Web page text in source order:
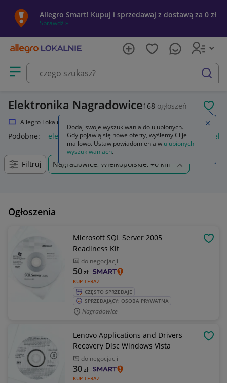
Allegro Smart! Kupuj i sprzedawaj z dostawą za 0 zł
Sprawdź »
Otwórz menu z kategoriami
szukaj
Elektronika Nagradowice168 ogłoszeń
Allegro Lokalnie
Podobne: elektronika mystery box elektronika zestaw
Filtruj Nagradowice, Wielkopolskie, +0 km
Ogłoszenia
Microsoft SQL Server 2005
Readiness Kit
do negocjacji
KUP TERAZ
50zł
CZĘSTO SPRZEDAJE
SPRZEDAJĄCY: OSOBA PRYWATNA
Nagradowice
Lenovo Applications and Drivers
Recovery Disc Windows Vista
do negocjacji
KUP TERAZ
30zł
Dodaj swoje wyszukiwania do ulubionych.
Gdy pojawią się nowe oferty, wyślemy Ci je
mailowo. Ustaw powiadomienia w ulubionych
wyszukiwaniach.